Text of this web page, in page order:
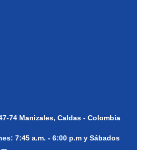
74 Manizales, Caldas - Colombia
7:45 a.m. - 6:00 p.m y Sábados